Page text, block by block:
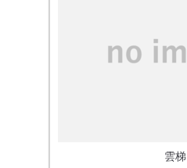
雲梯